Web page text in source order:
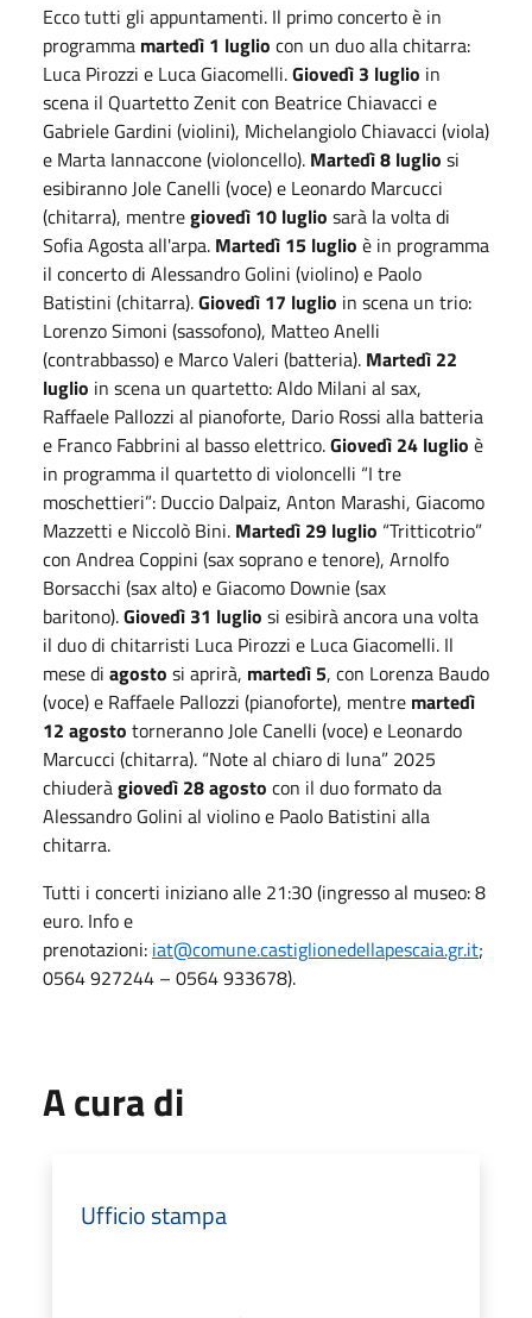
Ecco tutti gli appuntamenti. Il primo concerto è in
programma martedì 1 luglio con un duo alla chitarra:
Luca Pirozzi e Luca Giacomelli.Giovedì 3 luglio in
scena il Quartetto Zenit con Beatrice Chiavacci e
Gabriele Gardini (violini), Michelangiolo Chiavacci (viola)
e Marta Iannaccone (violoncello). Martedì 8 luglio si
esibiranno Jole Canelli (voce) e Leonardo Marcucci
(chitarra), mentregiovedì 10 luglio sarà la volta di
Sofia Agosta all'arpa. Martedì 15 luglio è in programma
il concerto di Alessandro Golini (violino) e Paolo
Batistini (chitarra).Giovedì 17 luglio in scena un trio:
Lorenzo Simoni (sassofono), Matteo Anelli
(contrabbasso) e Marco Valeri (batteria). Martedì 22
luglio in scena un quartetto: Aldo Milani al sax,
Raffaele Pallozzi al pianoforte, Dario Rossi alla batteria
e Franco Fabbrini al basso elettrico.Giovedì 24 luglio è
in programma il quartetto di violoncelli “I tre
moschettieri”: Duccio Dalpaiz, Anton Marashi, Giacomo
Mazzetti e Niccolò Bini. Martedì 29 luglio “Tritticotrio”
con Andrea Coppini (sax soprano e tenore), Arnolfo
Borsacchi (sax alto) e Giacomo Downie (sax
baritono).Giovedì 31 luglio si esibirà ancora una volta
il duo di chitarristi Luca Pirozzi e Luca Giacomelli. Il
mese di agosto si aprirà, martedì 5, con Lorenza Baudo
(voce) e Raffaele Pallozzi (pianoforte), mentre martedì
12 agosto torneranno Jole Canelli (voce) e Leonardo
Marcucci (chitarra). “Note al chiaro di luna” 2025
chiuderàgiovedì 28 agosto con il duo formato da
Alessandro Golini al violino e Paolo Batistini alla
chitarra.
Tutti i concerti iniziano alle 21:30 (ingresso al museo: 8
euro. Info e
prenotazioni: iat@comune.castiglionedellapescaia.gr.it;
0564 927244 – 0564 933678).
A cura di
Ufficio stampa